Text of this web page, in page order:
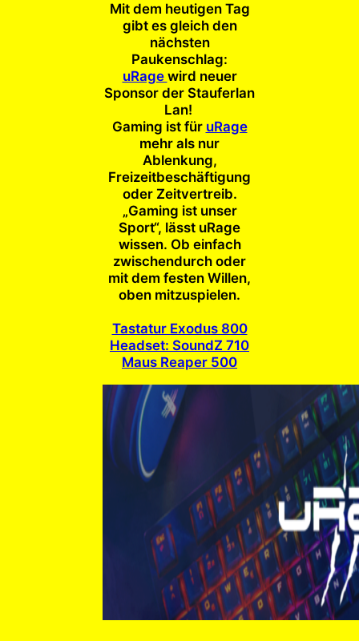
Mit dem heutigen Tag
gibt es gleich den
nächsten
Paukenschlag:
uRage wird neuer
Sponsor der Stauferlan
Lan!
Gaming ist für uRage
mehr als nur
Ablenkung,
Freizeitbeschäftigung
oder Zeitvertreib.
„Gaming ist unser
Sport“, lässt uRage
wissen. Ob einfach
zwischendurch oder
mit dem festen Willen,
oben mitzuspielen.
Tastatur Exodus 800
Headset: SoundZ 710
Maus Reaper 500